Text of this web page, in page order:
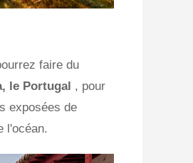
faire du
le Portugal , pour
exposées de
l'océan.